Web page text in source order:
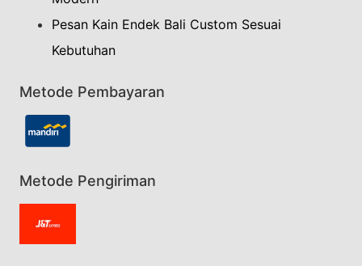
Pesan Kain Endek Bali Custom Sesuai
Kebutuhan
Metode Pembayaran
Metode Pengiriman